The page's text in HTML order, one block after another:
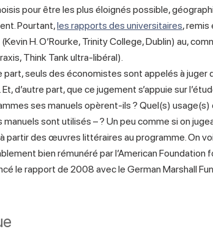
pour être les plus éloignés possible,
Pourtant,les rapports des universitaires, remis
H. O’Rourke, Trinity College, Dublin) au,
Think Tank ultra-libéral).
part, seuls des économistes sont appelés à juger
d’autre part, que ce jugement s’appuie sur
ses manuels opèrent-ils ? Quel(s)
sont utilisés – ? Un peu comme si on
partir des œuvres littéraires au programme. On
bien rémunéré par l’American Foundation
le rapport de 2008 avec le German Marshall